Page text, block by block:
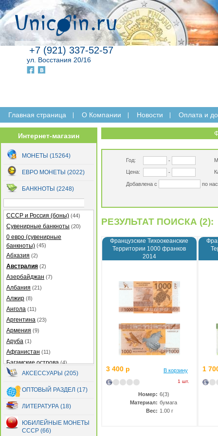
+7 (921) 337-52-57
ул. Восстания 20/16
Главная страница O Компании Новости Оплата и
Интернет-магазин
МОНЕТЫ (15264)
ЕВРО МОНЕТЫ (2022)
БАНКНОТЫ (2248)
СССР и Россия (боны) (44)
Сувенирные банкноты (20)
0 евро (сувенирные
банкноты) (45)
Абхазия (2)
Австралия (2)
Азербайджан (7)
Албания (21)
Алжир (8)
Ангола (11)
Аргентина (23)
Армения (9)
Аруба (1)
Афганистан (11)
Багамские острова(4)
Бангладеш(27)
Барбадос
Бахрейн
Беларусь(13)
Белиз
Бермуды(2)
АКСЕССУАРЫ (205)
ОПТОВЫЙ РАЗДЕЛ (17)
ЛИТЕРАТУРА (18)
ЮБИЛЕЙНЫЕ МОНЕТЫ
СССР (66)
Год: -
Цена:
-
Добавлена с по
РЕЗУЛЬТАТ ПОИСКА (2):
Французские Тихоокеанские
Территории 1000 франков
2014
3 400 р В корзину
1 шт.
Номер: 6(3)
Материал: бумага
Вес: 1.00 г
1